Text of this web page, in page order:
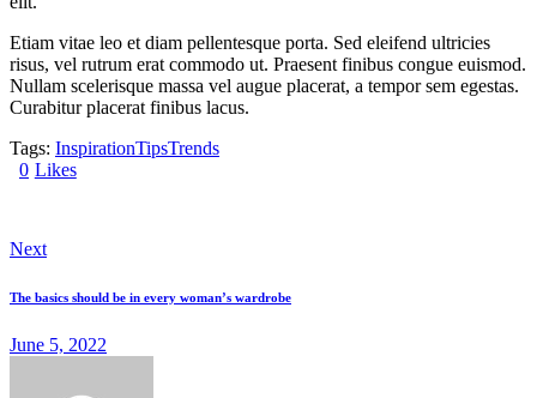
Etiam vitae leo et diam pellentesque porta. Sed eleifend ultricies
risus, vel rutrum erat commodo ut. Praesent finibus congue euismod.
Nullam scelerisque massa vel augue placerat, a tempor sem egestas.
Curabitur placerat finibus lacus.
Tags: InspirationTipsTrends
0 Likes
Next
The basics should be in every woman’s wardrobe
June 5, 2022